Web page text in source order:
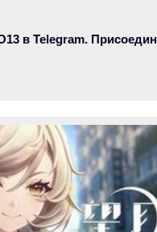
в Telegram.